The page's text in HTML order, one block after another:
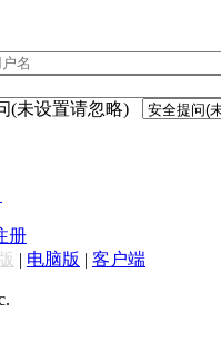
(未设置请忽略)
册
| 电脑版 | 客户端